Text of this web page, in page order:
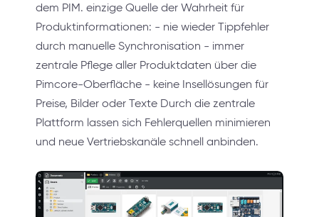
dem PIM. einzige Quelle der Wahrheit für
Produktinformationen: - nie wieder Tippfehler
durch manuelle Synchronisation - immer
zentrale Pflege aller Produktdaten über die
Pimcore-Oberfläche - keine Insellösungen für
Preise, Bilder oder Texte Durch die zentrale
Plattform lassen sich Fehlerquellen minimieren
und neue Vertriebskanäle schnell anbinden.